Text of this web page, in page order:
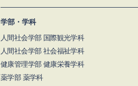
学部・学科
人間社会学部 国際観光学科
人間社会学部 社会福祉学科
健康管理学部 健康栄養学科
薬学部 薬学科